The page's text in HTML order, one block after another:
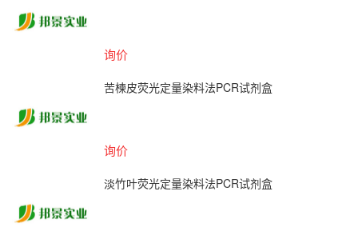
询价
苦楝皮荧光定量染料法PCR试剂盒
询价
淡竹叶荧光定量染料法PCR试剂盒